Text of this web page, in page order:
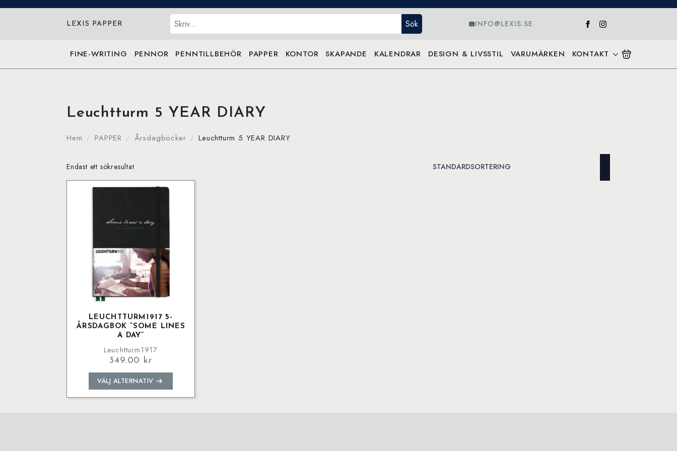
LEXIS PAPPER Sök Sök INFO@LEXIS.SE
FINE-WRITING PENNOR PENNTILLBEHÖR PAPPER KONTOR SKAPANDE KALENDRAR DESIGN & LIVSSTIL VARUMÄRKEN KONTAKT
Leuchtturm 5 YEAR DIARY
Hem PAPPER Årsdagböcker Leuchtturm 5 YEAR DIARY
Endast ett sökresultat
LEUCHTTURM1917 5-
ÅRSDAGBOK “SOME LINES
A DAY”
Leuchtturm1917
349.00 kr
VÄLJ ALTERNATIV
Den
här
produkten